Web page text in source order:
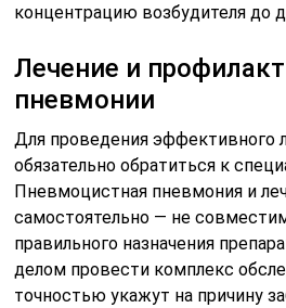
концентрацию возбудителя до
Лечение и
пневмонии
Для проведения эффективного
обязательно обратиться к
Пневмоцистная пневмония и
самостоятельно — не
правильного назначения
делом провести комплекс
точностью укажут на причину